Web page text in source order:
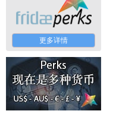
更多详情